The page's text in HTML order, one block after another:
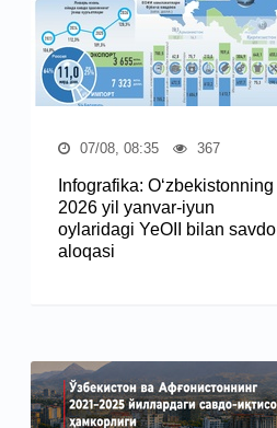
07/08, 08:35 367
Infografika: O‘zbekistonning
2026 yil yanvar-iyun
oylaridagi YeOII bilan savdo
aloqasi